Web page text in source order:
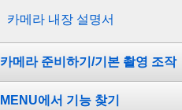
카메라 내장 설명서
카메라 준비하기/기본 촬영 조작
MENU에서 기능 찾기